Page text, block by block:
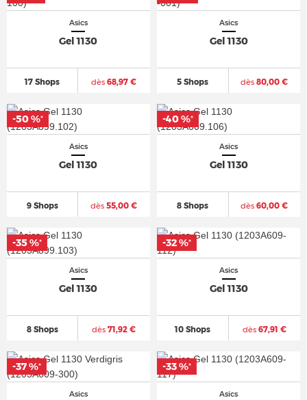
Asics
Gel 1130
17 Shops dès 68,97 €
Asics
Gel 1130
5 Shops dès 80,00 €
Asics
Gel 1130
9 Shops dès 55,00 €
-50 %*
Asics
Gel 1130
8 Shops dès 60,00 €
-40 %*
Asics
Gel 1130
8 Shops dès 71,92 €
-35 %*
Asics
Gel 1130
10 Shops dès67,91 €
-32 %*
Asics
-37 %*
Asics
-33 %*